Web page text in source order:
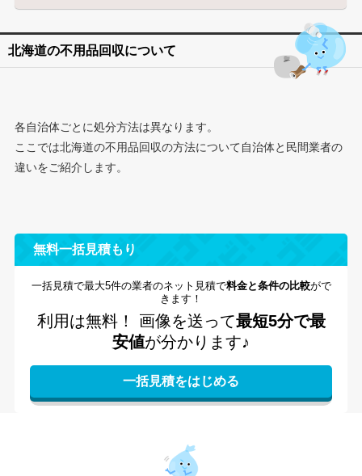
北海道の不用品回収について
各自治体ごとに処分方法は異なります。
ここでは北海道の不用品回収の方法について自治体と民間業者の
違いをご紹介します。
無料一括見積もり
一括見積で最大5件の業者のネット見積で料金と条件の比較がで
きます！
利用は無料！ 画像を送って最短5分で最
安値が分かります♪